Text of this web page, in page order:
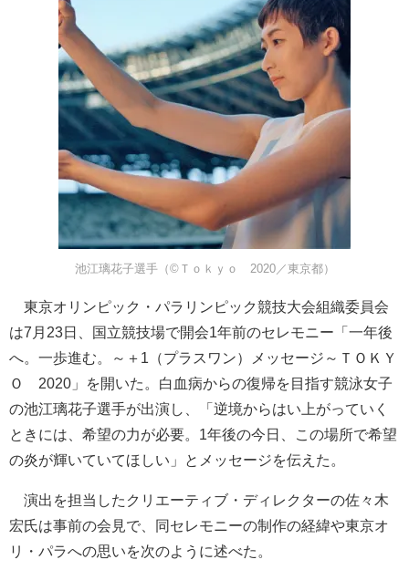
池江璃花子選手（©Ｔｏｋｙｏ 2020／東京都）
東京オリンピック・パラリンピック競技大会組織委員会
は7月23日、国立競技場で開会1年前のセレモニー「一年後
へ。一歩進む。～＋1（プラスワン）メッセージ～ＴＯＫＹ
Ｏ 2020」を開いた。白血病からの復帰を目指す競泳女子
の池江璃花子選手が出演し、「逆境からはい上がっていく
ときには、希望の力が必要。1年後の今日、この場所で希望
の炎が輝いていてほしい」とメッセージを伝えた。
演出を担当したクリエーティブ・ディレクターの佐々木
宏氏は事前の会見で、同セレモニーの制作の経緯や東京オ
リ・パラへの思いを次のように述べた。